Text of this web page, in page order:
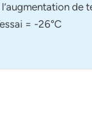
de
= -26°C